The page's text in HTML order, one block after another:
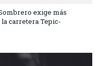
exige más
carretera Tepic-